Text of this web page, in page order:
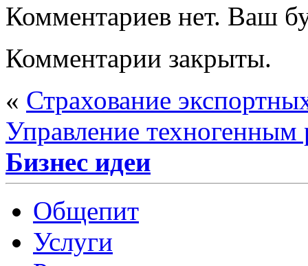
Комментариев нет. Ваш
Комментарии закрыты.
« Страхование
Управление техногенным
Бизнес идеи
Общепит
Услуги